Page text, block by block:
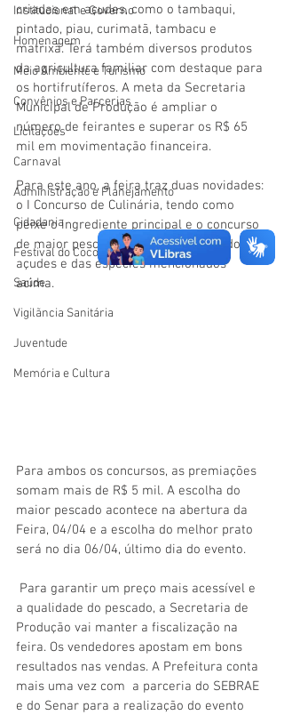
Institucional e Governo
Homenagem
Meio Ambiente e Turismo
Convênios e Parcerias
Licitações
Carnaval
Administração e Planejamento
Cidadania
Festival do Coco
Saúde
Vigilãncia Sanitária
Juventude
Memória e Cultura
criadas em açudes, como o tambaqui,
pintado, piau, curimatã, tambacu e
matrixã. Terá também diversos produtos
da agricultura familiar com destaque para
os hortifrutíferos. A meta da Secretaria
Municipal de Produção é ampliar o
número de feirantes e superar os R$ 65
mil em movimentação financeira.
Para este ano, a feira traz duas novidades:
o I Concurso de Culinária, tendo como
peixe o ingrediente principal e o concurso
de maior pescado, que deve ser criado em
açudes e das espécies mencionados
acima.
Para ambos os concursos, as premiações
somam mais de R$ 5 mil. A escolha do
maior pescado acontece na abertura da
Feira, 04/04 e a escolha do melhor prato
será no dia 06/04, último dia do evento.
a qualidade do pescado, a Secretaria de
Produção vai manter a fiscalização na
feira. Os vendedores apostam em bons
resultados nas vendas. A Prefeitura conta
mais uma vez com  a parceria do SEBRAE
e do Senar para a realização do evento